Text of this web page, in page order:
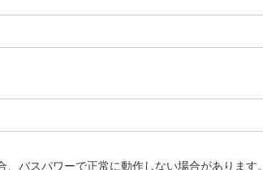
バスパワーで正常に動作しない場合があります。